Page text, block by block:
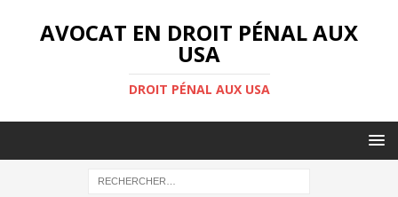
AVOCAT EN DROIT PÉNAL AUX
USA
DROIT PÉNAL AUX USA